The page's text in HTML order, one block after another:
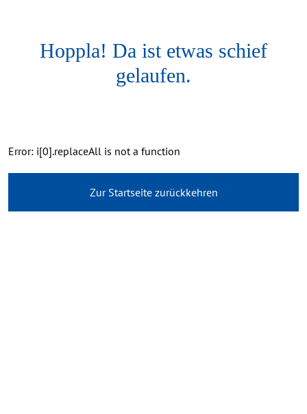
Hoppla! Da ist etwas schief
gelaufen.
Error: i[0].replaceAll is not a function
Zur Startseite zurückkehren